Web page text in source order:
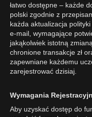
łatwo dostępne – każde
polski zgodnie z
każda aktualizacja
e-mail, wymagające
jakąkolwiek istotną
chronione transakcje zł
zapewniane każdemu
zarejestrować dzisiaj.
Wymagania
Aby uzyskać dostęp do